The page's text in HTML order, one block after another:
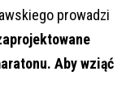
prowadzi
Aby wziąć